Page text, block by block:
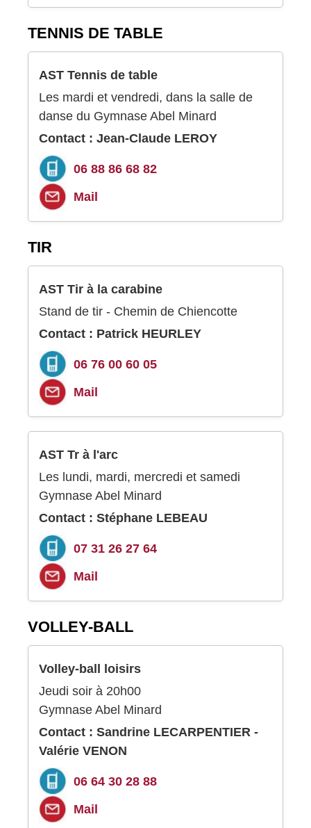
TENNIS DE TABLE
AST Tennis de table
Les mardi et vendredi, dans la salle de
danse du Gymnase Abel Minard
Contact : Jean-Claude LEROY
06 88 86 68 82
Mail
TIR
AST Tir à la carabine
Stand de tir - Chemin de Chiencotte
Contact : Patrick HEURLEY
06 76 00 60 05
Mail
AST Tr à l'arc
Les lundi, mardi, mercredi et samedi
Gymnase Abel Minard
Contact : Stéphane LEBEAU
07 31 26 27 64
Mail
VOLLEY-BALL
Volley-ball loisirs
Jeudi soir à 20h00
Gymnase Abel Minard
Contact : Sandrine LECARPENTIER -
Valérie VENON
06 64 30 28 88
Mail